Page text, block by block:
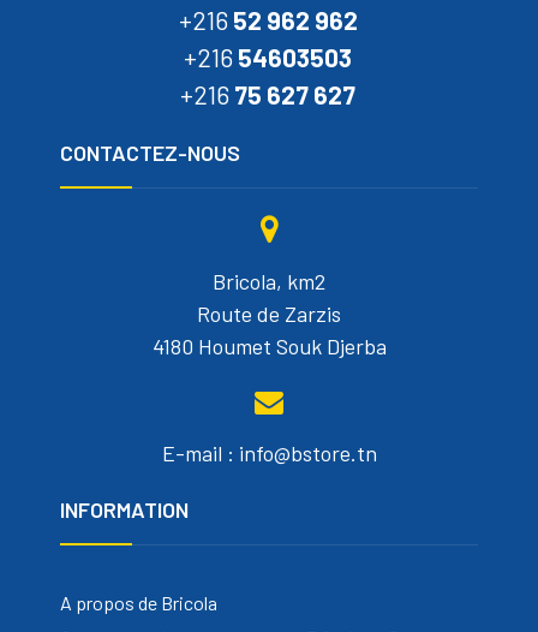
+216 52 962 962
+216 54603503
+216 75 627 627
CONTACTEZ-NOUS
Bricola, km2
Route de Zarzis
4180 Houmet Souk Djerba
E-mail : info@bstore.tn
INFORMATION
A propos de Bricola